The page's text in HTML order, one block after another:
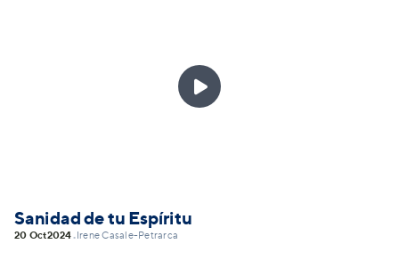

Sanidad de tu Espíritu
20 Oct2024• Irene Casale-Petrarca